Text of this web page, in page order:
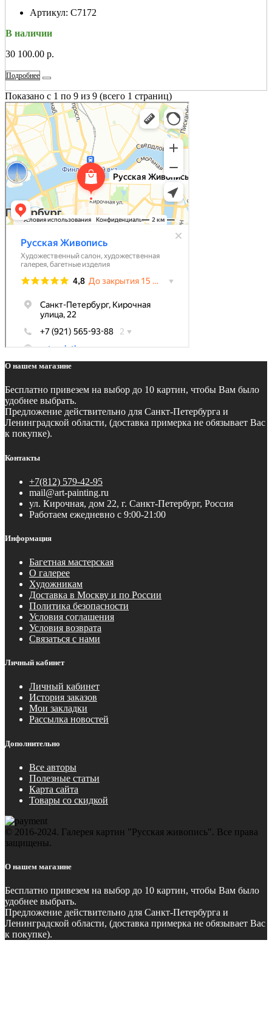
Артикул: С7172
В наличии
30 100.00 р.
Подробнее
Показано с 1 по 9 из 9 (всего 1 страниц)
О нашем магазине
Бесплатно привезем на выбор до 10 картин, чтобы Вам было
удобнее выбрать.
Предложение действительно для Санкт-Петербурга и
Ленинградской области, (доставка примерка не обязывает Вас
к покупке).
Контакты
+7(812) 579-42-95
mail@art-painting.ru
ул. Кирочная, дом 22, г. Санкт-Петербург, Россия
Работаем ежедневно с 9:00-21:00
Информация
Багетная мастерская
О галерее
Художникам
Доставка в Москву и по России
Политика безопасности
Условия соглашения
Условия возврата
Связаться с нами
Личный кабинет
Личный кабинет
История заказов
Мои закладки
Рассылка новостей
Дополнительно
Все авторы
Полезные статьи
Карта сайта
Товары со скидкой
© 2016-2024. Галерея картин "Русская живопись". Все права
защищены.
О нашем магазине
Бесплатно привезем на выбор до 10 картин, чтобы Вам было
удобнее выбрать.
Предложение действительно для Санкт-Петербурга и
Ленинградской области, (доставка примерка не обязывает Вас
к покупке).